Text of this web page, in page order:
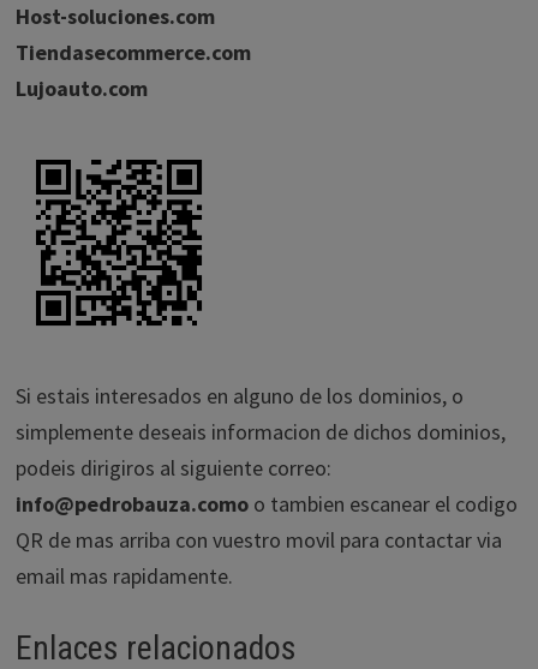
Host-soluciones.com
Tiendasecommerce.com
Lujoauto.com
Si estais interesados en alguno de los dominios, o
simplemente deseais informacion de dichos dominios,
podeis dirigiros al siguiente correo:
info@pedrobauza.comoo tambien escanear el codigo
QR de mas arriba con vuestro movil para contactar via
email mas rapidamente.
Enlaces relacionados